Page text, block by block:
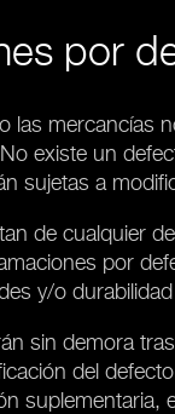
por
las mercancías
existe un
sujetas a
de cualquier
por
y/o
sin demora
del
suplementaria,